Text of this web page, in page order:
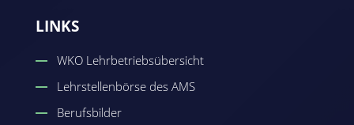
LINKS
WKO Lehrbetriebsübersicht
Lehrstellenbörse des AMS
Berufsbilder